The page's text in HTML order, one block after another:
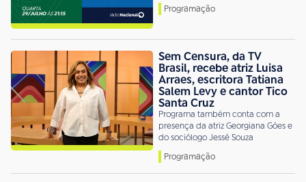
Programação
Sem Censura, da TV
Brasil, recebe atriz Luisa
Arraes, escritora Tatiana
Salem Levy e cantor Tico
Santa Cruz
Programa também conta com a
presença da atriz Georgiana Góes e
do sociólogo Jessé Souza
Programação